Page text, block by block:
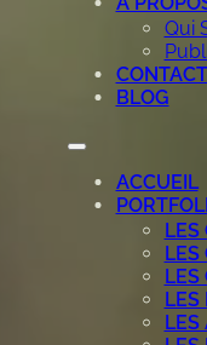
Qui
CONTACT
BLOG
ACCUEIL
LES
LES
LES
LES
LES